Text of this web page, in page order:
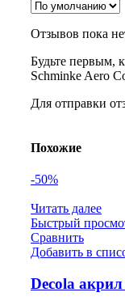
Отзывов пока
Будьте первым,
Schminke Aero
Для отправки
Похожие
-50%
Читать далее
Быстрый
Сравнить
Добавить в
Decola